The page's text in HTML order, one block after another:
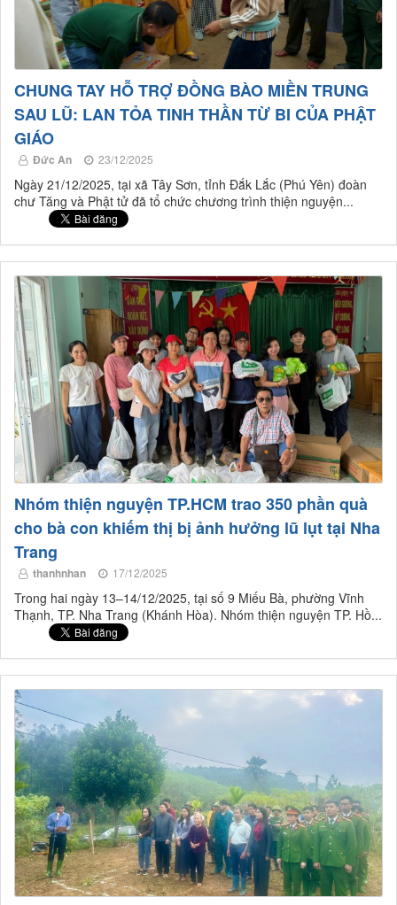
CHUNG TAY HỖ TRỢ ĐỒNG BÀO MIỀN TRUNG
SAU LŨ: LAN TỎA TINH THẦN TỪ BI CỦA PHẬT
GIÁO
Đức An 23/12/2025
Ngày 21/12/2025, tại xã Tây Sơn, tỉnh Đắk Lắc (Phú Yên) đoàn
chư Tăng và Phật tử đã tổ chức chương trình thiện nguyện...
Nhóm thiện nguyện TP.HCM trao 350 phần quà
cho bà con khiếm thị bị ảnh hưởng lũ lụt tại Nha
Trang
thanhnhan 17/12/2025
Trong hai ngày 13–14/12/2025, tại số 9 Miếu Bà, phường Vĩnh
Thạnh, TP. Nha Trang (Khánh Hòa). Nhóm thiện nguyện TP. Hồ...